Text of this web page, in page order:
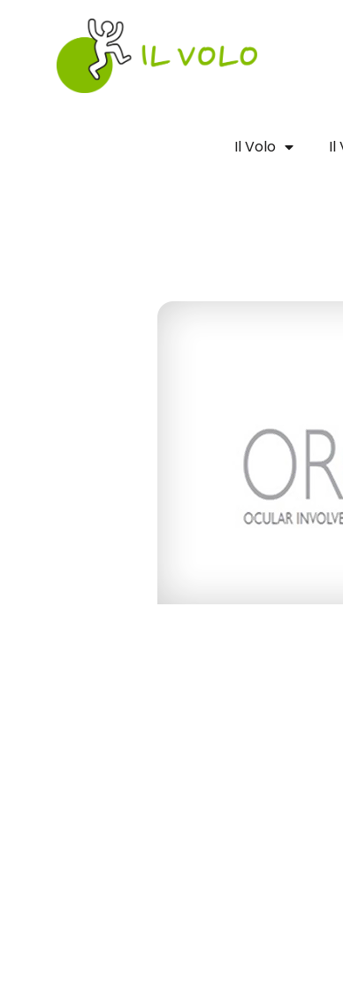
contenuto
Il Volo Il